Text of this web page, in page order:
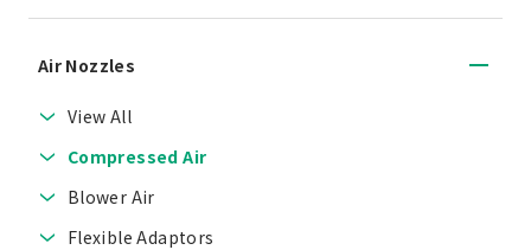
Air Nozzles
View All
Compressed Air
Blower Air
Flexible Adaptors